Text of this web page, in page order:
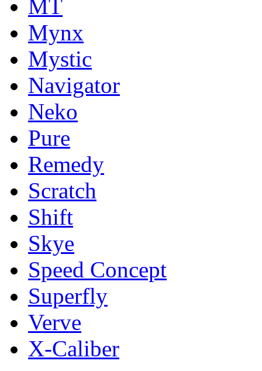
MT
Mynx
Mystic
Navigator
Neko
Pure
Remedy
Scratch
Shift
Skye
Speed Concept
Superfly
Verve
X-Caliber